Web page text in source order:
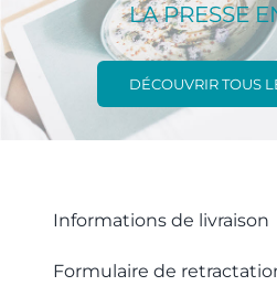
LA PRESSE
DÉCOUVRIR TOUS
Informations de livraison
Formulaire de